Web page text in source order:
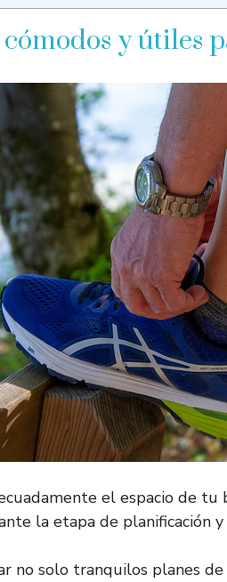
cómodos y útiles
el espacio de tu
la etapa de planificación
no solo tranquilos planes